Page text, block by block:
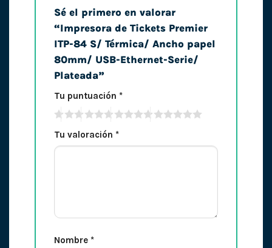
Sé el primero en valorar
“Impresora de Tickets Premier
ITP-84 S/ Térmica/ Ancho papel
80mm/ USB-Ethernet-Serie/
Plateada”
Tu puntuación *
Tu valoración *
Nombre *